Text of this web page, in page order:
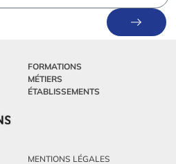
FORMATIONS
MÉTIERS
ÉTABLISSEMENTS
MENTIONS LÉGALES